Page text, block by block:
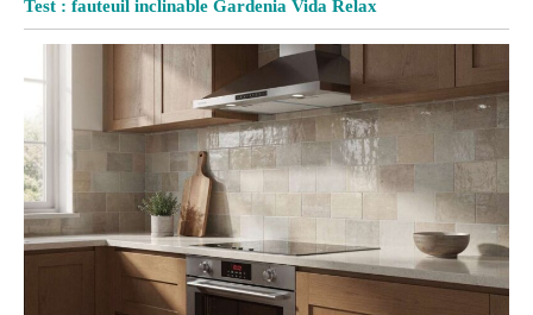
Test : fauteuil inclinable Gardenia Vida Relax